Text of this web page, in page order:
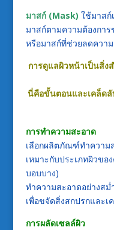
มาสก์ (Mask) ใช้มาสก์
มาสก์ตามความต้องกา
หรือมาสก์ที่ช่วยลดควา
การดูแลผิวหน้าเป็นสิ่
นี่คือขั้นตอนและเคล็ด
การทำความสะอาด
เลือกผลิตภัณฑ์ทำความ
เหมาะกับประเภทผิวข
บอบบาง)
ทำความสะอาดอย่างส
เพื่อขจัดสิ่งสกปรกและเ
การผลัดเซลล์ผิว